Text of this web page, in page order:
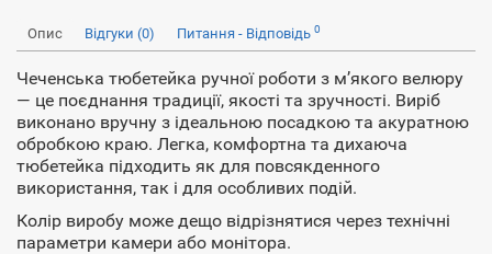
Опис Відгуки (0) Питання - Відповідь 0
Чеченська тюбетейка ручної роботи з м’якого велюру
— це поєднання традиції, якості та зручності. Виріб
виконано вручну з ідеальною посадкою та акуратною
обробкою краю. Легка, комфортна та дихаюча
тюбетейка підходить як для повсякденного
використання, так і для особливих подій.
Колір виробу може дещо відрізнятися через технічні
параметри камери або монітора.